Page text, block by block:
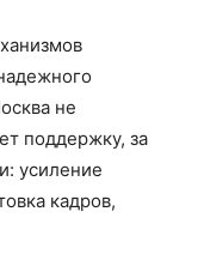
не
поддержку, за
усиление
кадров,